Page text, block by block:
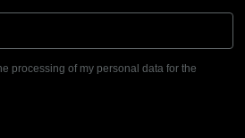
processing of my personal data for the